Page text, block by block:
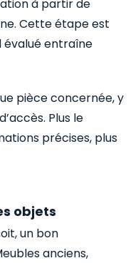
à partir de
Cette étape est
évalué entraîne
pièce concernée, y
Plus le
précises, plus
objets
un bon
anciens,